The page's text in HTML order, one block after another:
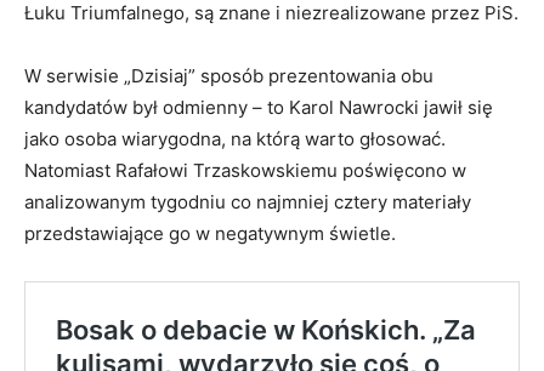
Łuku Triumfalnego, są znane i niezrealizowane przez PiS.
W serwisie „Dzisiaj” sposób prezentowania obu
kandydatów był odmienny – to Karol Nawrocki jawił się
jako osoba wiarygodna, na którą warto głosować.
Natomiast Rafałowi Trzaskowskiemu poświęcono w
analizowanym tygodniu co najmniej cztery materiały
przedstawiające go w negatywnym świetle.